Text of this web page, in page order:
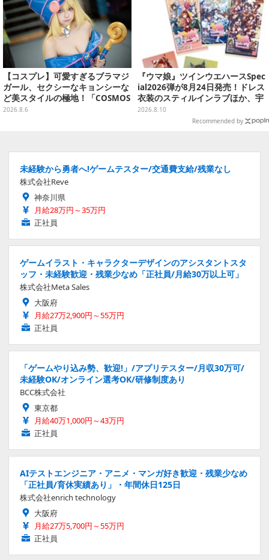
【コスプレ】可愛すぎるブラマジ
ガール、セクシーなキョンシーな
ど美スタイルの極地！「COSMOS
創作攝影展」台湾美女レイヤーま
2026.8.6
『ウマ娘』ツインウエハースSpec
ial2026弾が8月24日発売！ドレス
衣装のスティルインラブほか、宇
宙走娘<コスモピュエラ>など全30
2026.8.10
Recommended by
未経験から勇者へ!ゲームテスター/交通費支給/残業なし
株式会社Reve
神奈川県
月給28万円～35万円
正社員
ゲームイラスト・キャラクターデザインのアシスタントスタ
ッフ・未経験歓迎・残業少なめ「正社員/月給30万以上可」
株式会社Meta Sales
大阪府
月給27万2,900円～55万円
正社員
「ゲームやり込み勢、歓迎!」/アプリテスター/月収30万可/
未経験OK/オンライン選考OK/研修制度あり
BCC株式会社
東京都
月給40万1,000円～43万円
正社員
AIテストエンジニア・アニメ・マンガ好き歓迎・残業少なめ
「正社員/育休実績あり」・年間休日125日
株式会社enrich technology
大阪府
月給27万5,700円～55万円
正社員